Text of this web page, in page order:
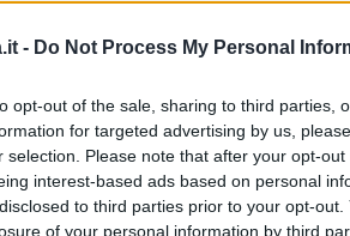
- Do Not Process My Personal
opt-out of the sale, sharing to third parties,
for targeted advertising by us,
selection. Please note that after your opt-
interest-based ads based on personal
to third parties prior to your opt-
of your personal information by third
ragazza (Kristen Stewart) che
Davis) di sposarla,
di famiglia della Davis,
rivelato ai suoi genitori di essere
a leggere dopo la pubblicità